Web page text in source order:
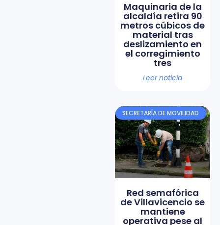
Maquinaria de la
alcaldía retira 90
metros cúbicos de
material tras
deslizamiento en
el corregimiento
tres
Leer noticia
SECRETARÍA DE MOVILIDAD
Red semafórica
de Villavicencio se
mantiene
operativa pese al